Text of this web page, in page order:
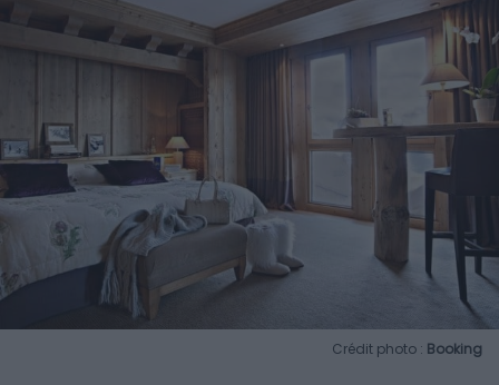
Crédit photo : Booking